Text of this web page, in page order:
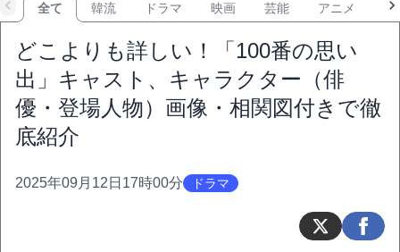
全て 韓流 ドラマ 映画 芸能 アニメ
どこよりも詳しい！「100番の思い
出」キャスト、キャラクター（俳
優・登場人物）画像・相関図付きで徹
底紹介
2025年09月12日17時00分 ドラマ